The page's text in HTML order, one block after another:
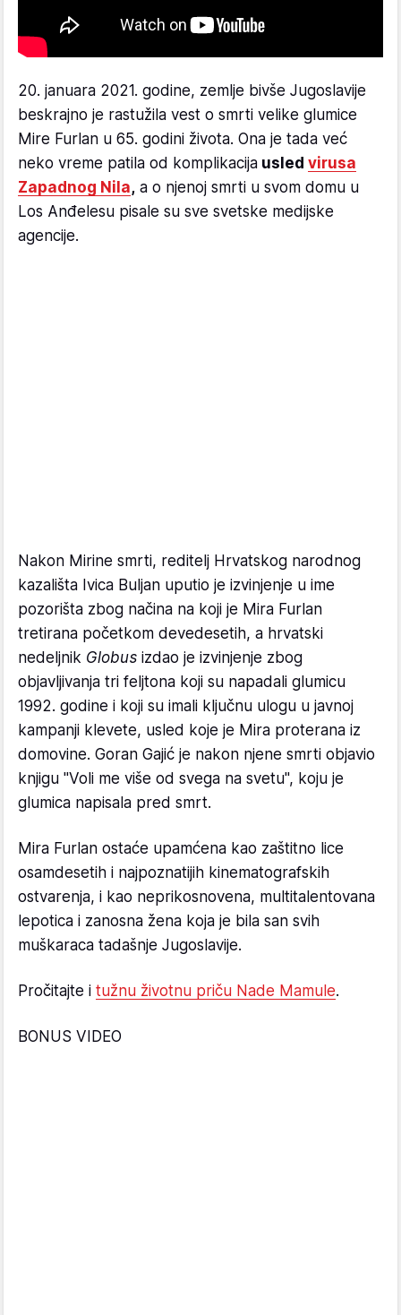
20. januara 2021. godine, zemlje bivše Jugoslavije
beskrajno je rastužila vest o smrti velike glumice
Mire Furlan u 65. godini života. Ona je tada već
neko vreme patila od komplikacija usled virusa
Zapadnog Nila, a o njenoj smrti u svom domu u
Los Anđelesu pisale su sve svetske medijske
agencije.
Nakon Mirine smrti, reditelj Hrvatskog narodnog
kazališta Ivica Buljan uputio je izvinjenje u ime
pozorišta zbog načina na koji je Mira Furlan
tretirana početkom devedesetih, a hrvatski
nedeljnik Globus izdao je izvinjenje zbog
objavljivanja tri feljtona koji su napadali glumicu
1992. godine i koji su imali ključnu ulogu u javnoj
kampanji klevete, usled koje je Mira proterana iz
domovine. Goran Gajić je nakon njene smrti objavio
knjigu "Voli me više od svega na svetu", koju je
glumica napisala pred smrt.
Mira Furlan ostaće upamćena kao zaštitno lice
osamdesetih i najpoznatijih kinematografskih
ostvarenja, i kao neprikosnovena, multitalentovana
lepotica i zanosna žena koja je bila san svih
muškaraca tadašnje Jugoslavije.
Pročitajte i tužnu životnu priču Nade Mamule.
BONUS VIDEO